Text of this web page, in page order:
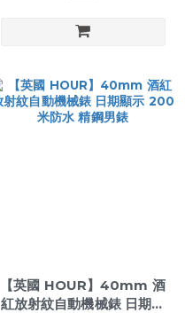
【英國 HOUR】40mm 酒
紅放射紋自動機械錶 日期顯